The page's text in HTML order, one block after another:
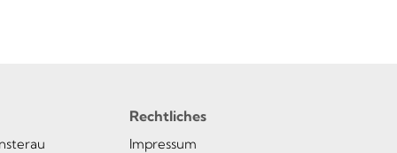
Rechtliches
Impressum